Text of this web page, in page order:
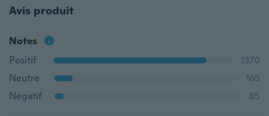
Avis produit
Notes
Positif
1370
Neutre
165
Négatif
85